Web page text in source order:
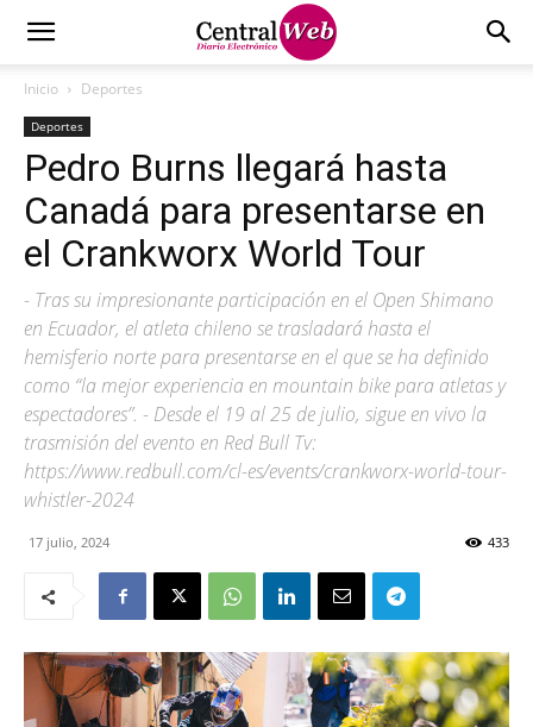
Inicio Deportes
Deportes
Pedro Burns llegará hasta
Canadá para presentarse en
el Crankworx World Tour
- Tras su impresionante participación en el Open Shimano
en Ecuador, el atleta chileno se trasladará hasta el
hemisferio norte para presentarse en el que se ha definido
como “la mejor experiencia en mountain bike para atletas y
espectadores”. - Desde el 19 al 25 de julio, sigue en vivo la
trasmisión del evento en Red Bull Tv:
https://www.redbull.com/cl-es/events/crankworx-world-tour-
whistler-2024
17 julio, 2024 433